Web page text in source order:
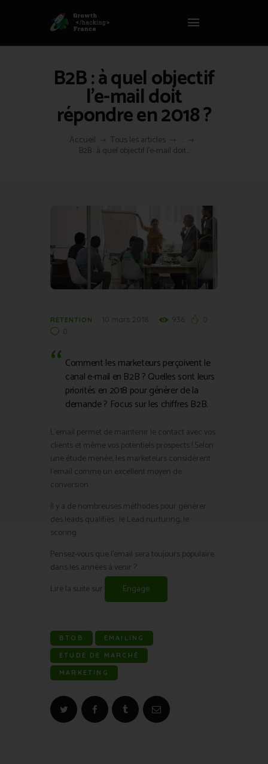
B2B : à quel objectif
l’e-mail doit
répondre en 2018 ?
Accueil Tous les articles
B2B : à quel objectif l’e-mail doit...
GROWTH HACKING FRANCE
ACCUEIL
HACKS
VOUS ÊTES ?
RESSOURCES
L’AGENCE
RETENTION
Comment les marketeurs perçoivent le
canal e-mail en B2B ? Quelles sont leurs
priorités en 2018 pour générer de la
demande ? Focus sur les chiffres B2B.
L’email permet de maintenir le contact avec vos
clients et même vos potentiels prospects ! Selon
une étude menée, les marketeurs considèrent
l’email comme un excellent moyen de
conversion.
Il y a de nombreuses méthodes pour générer
des leads qualifiés : le Lead nurturing, le
scoring.
Pensez-vous que l’email sera toujours populaire
dans les années à venir ?
Lire la suite sur
Engage
BTOB EMAILING
ETUDE DE MARCHÉ
MARKETING